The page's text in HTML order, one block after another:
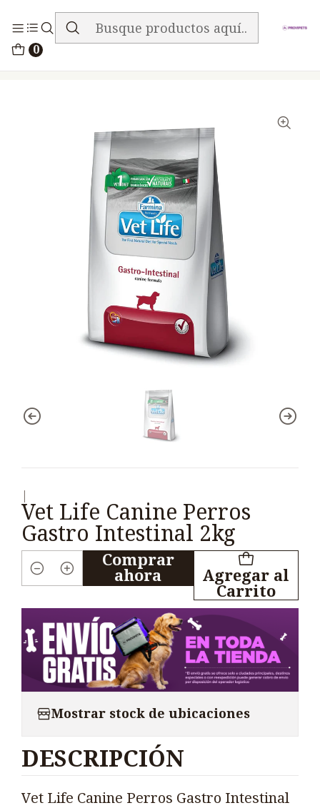
0
ENVIO GRATIS EN TODA LA TIENDA
Vet Life Canine Perros
Gastro Intestinal 2kg
Cantidad
Agregar al
Carrito
Comprar
ahora
Mostrar stock de ubicaciones
DESCRIPCIÓN
Vet Life Canine Perros Gastro Intestinal